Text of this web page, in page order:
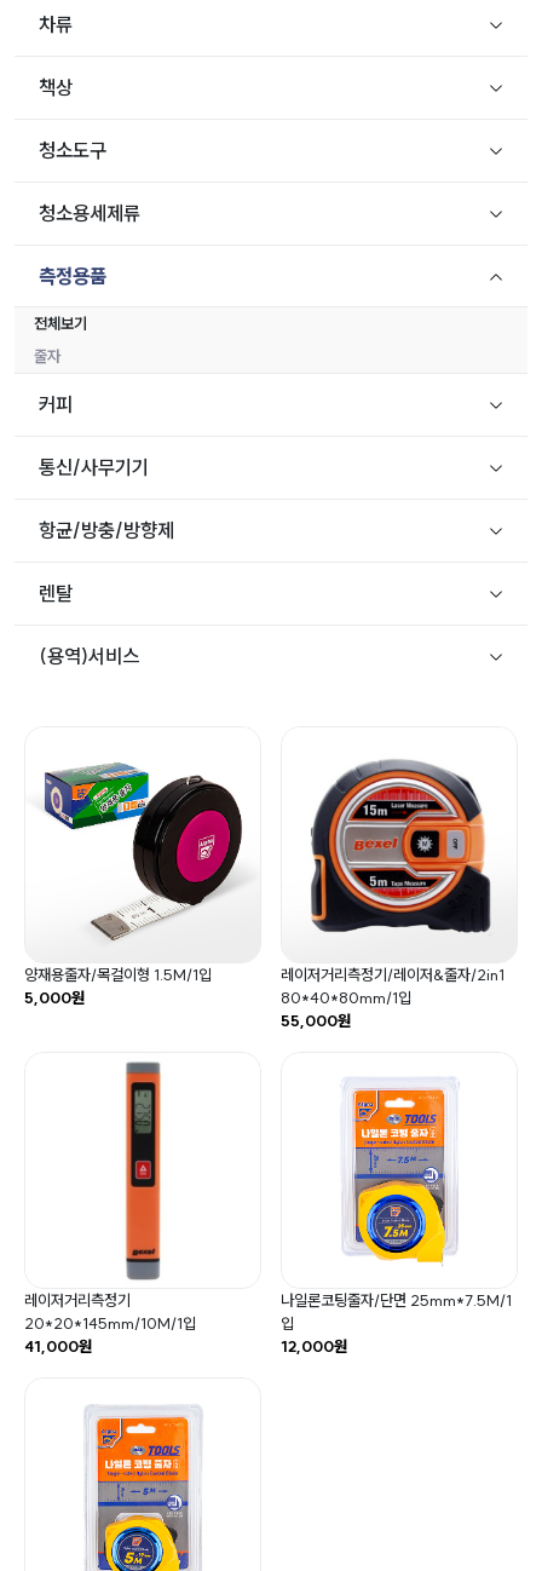
차류
책상
청소도구
청소용세제류
측정용품
전체보기
줄자
커피
통신/사무기기
항균/방충/방향제
렌탈
(용역)서비스
양재용줄자/목걸이형 1.5M/1입
5,000원
레이저거리측정기/레이저&줄자/2in1
80*40*80mm/1입
55,000원
레이저거리측정기
20*20*145mm/10M/1입
41,000원
나일론코팅줄자/단면 25mm*7.5M/1
입
12,000원